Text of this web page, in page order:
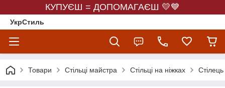
КУПУЄШ = ДОПОМАГАЄШ 💛💙
УкрСтиль
Товари Стільці майстра Стільці на ніжках